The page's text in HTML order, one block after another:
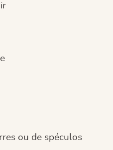
ou de spéculos